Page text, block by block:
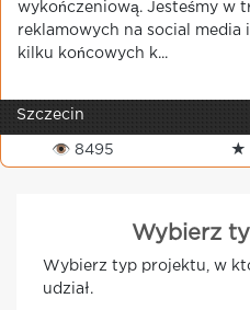
wykończeniową. Jesteśmy w
reklamowych na social media
kilku końcowych k...
Szczecin
👁 8495 ★
Wybierz
Wybierz typ projektu, w
udział.